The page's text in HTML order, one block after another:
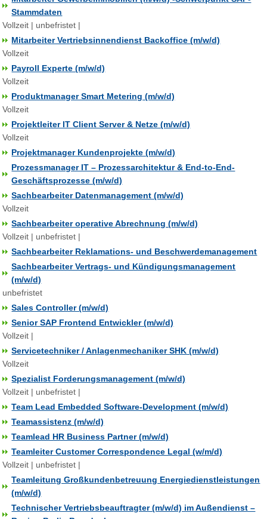
Stammdaten
Vollzeit | unbefristet |
Mitarbeiter Vertriebsinnendienst Backoffice (m/w/d)
Vollzeit
Payroll Experte (m/w/d)
Vollzeit
Produktmanager Smart Metering (m/w/d)
Vollzeit
Projektleiter IT Client Server & Netze (m/w/d)
Vollzeit
Projektmanager Kundenprojekte (m/w/d)
Prozessmanager IT – Prozessarchitektur & End-to-End-
Geschäftsprozesse (m/w/d)
Sachbearbeiter Datenmanagement (m/w/d)
Vollzeit
Sachbearbeiter operative Abrechnung (m/w/d)
Vollzeit | unbefristet |
Sachbearbeiter Reklamations- und Beschwerdemanagement
Sachbearbeiter Vertrags- und Kündigungsmanagement
(m/w/d)
unbefristet
Sales Controller (m/w/d)
Senior SAP Frontend Entwickler (m/w/d)
Vollzeit |
Servicetechniker / Anlagenmechaniker SHK (m/w/d)
Vollzeit
Spezialist Forderungsmanagement (m/w/d)
Vollzeit | unbefristet |
Team Lead Embedded Software-Development (m/w/d)
Teamassistenz (m/w/d)
Teamlead HR Business Partner (m/w/d)
Teamleiter Customer Correspondence Legal (w/m/d)
Vollzeit | unbefristet |
Teamleitung Großkundenbetreuung Energiedienstleistungen
(m/w/d)
Technischer Vertriebsbeauftragter (m/w/d) im Außendienst –